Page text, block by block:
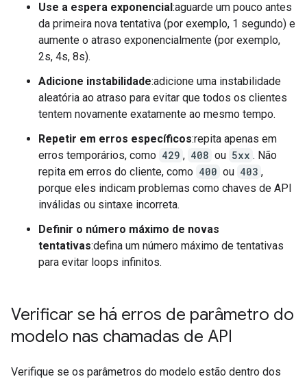
Use a espera exponencial:aguarde um pouco antes
da primeira nova tentativa (por exemplo, 1 segundo) e
aumente o atraso exponencialmente (por exemplo,
2s, 4s, 8s).
Adicione instabilidade:adicione uma instabilidade
aleatória ao atraso para evitar que todos os clientes
tentem novamente exatamente ao mesmo tempo.
Repetir em erros específicos:repita apenas em
erros temporários, como 429 , 408 ou 5xx . Não
repita em erros do cliente, como 400 ou 403 ,
porque eles indicam problemas como chaves de API
inválidas ou sintaxe incorreta.
Definir o número máximo de novas
tentativas:defina um número máximo de tentativas
para evitar loops infinitos.
Verificar se há erros de parâmetro do
modelo nas chamadas de API
Verifique se os parâmetros do modelo estão dentro dos